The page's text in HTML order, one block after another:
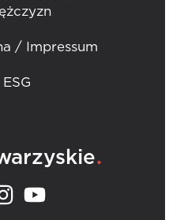
/ Impressum
.